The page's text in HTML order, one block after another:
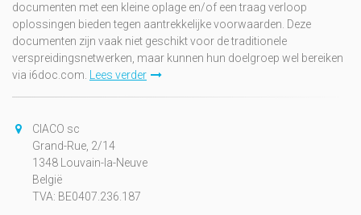
documenten met een kleine oplage en/of een traag verloop
oplossingen bieden tegen aantrekkelijke voorwaarden. Deze
documenten zijn vaak niet geschikt voor de traditionele
verspreidingsnetwerken, maar kunnen hun doelgroep wel bereiken
via i6doc.com. Lees verder
CIACO sc
Grand-Rue, 2/14
1348 Louvain-la-Neuve
België
TVA: BE0407.236.187